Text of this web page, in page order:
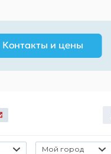
Мой город